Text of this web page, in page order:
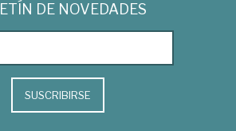
DE NOVEDADES
SUSCRIBIRSE